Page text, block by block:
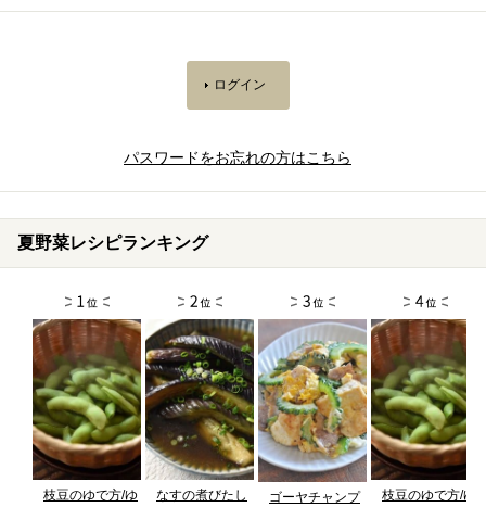
パスワードをお忘れの方はこちら
夏野菜レシピランキング
枝豆のゆで方/ゆ
なすの煮びたし
ゴーヤチャンプ
枝豆のゆで方/ゆ